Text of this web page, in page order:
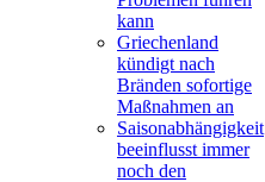
kann
Griechenland
kündigt nach
Bränden sofortige
Maßnahmen an
Saisonabhängigkeit
beeinflusst immer
noch den